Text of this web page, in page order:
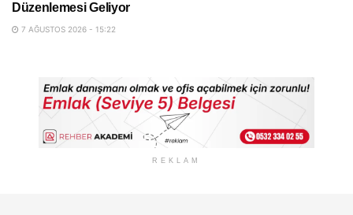
Düzenlemesi Geliyor
7 AĞUSTOS 2026 - 15:22
REKLAM